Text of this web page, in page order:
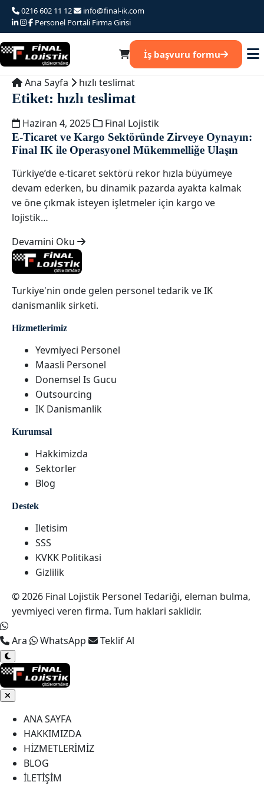
Ana
iceriğe
atla
0216 602 11 12
info@final-ik.com
Personel Portali Firma Girisi
İş başvuru formu
Ana Sayfa hızlı teslimat
Etiket: hızlı teslimat
Haziran 4, 2025 Final Lojistik
E-Ticaret ve Kargo Sektöründe Zirveye Oynayın:
Final IK ile Operasyonel Mükemmelliğe Ulaşın
Türkiye’de e-ticaret sektörü rekor hızla büyümeye
devam ederken, bu dinamik pazarda ayakta kalmak
ve öne çıkmak isteyen işletmeler için kargo ve
lojistik…
Devamini Oku
Turkiye'nin onde gelen personel tedarik ve IK
danismanlik sirketi.
Hizmetlerimiz
Yevmiyeci Personel
Maasli Personel
Donemsel Is Gucu
Outsourcing
IK Danismanlik
Kurumsal
Hakkimizda
Sektorler
Blog
Destek
Iletisim
SSS
KVKK Politikasi
Gizlilik
© 2026 Final Lojistik Personel Tedariği, eleman bulma,
yevmiyeci veren firma. Tum haklari saklidir.
Ara WhatsApp Teklif Al
ANA SAYFA
HAKKIMIZDA
HİZMETLERİMİZ
BLOG
İLETİŞİM